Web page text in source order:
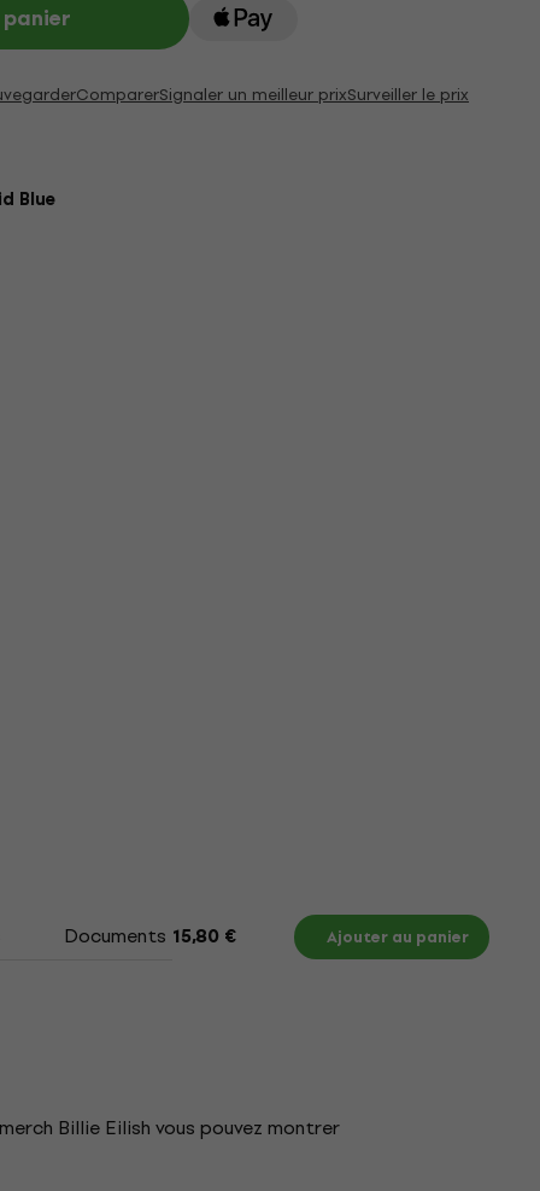
ComparerSignaler un meilleur prixSurveiller le prix
Blue
Documents Tableau des tailles
15,80 € Ajouter au panier
Billie Eilish vous pouvez montrer